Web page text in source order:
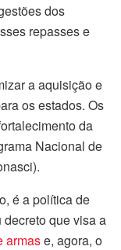
dos
repasses e
a aquisição e
os estados. Os
da
Nacional de
é a política de
que visa a
armase, agora, o